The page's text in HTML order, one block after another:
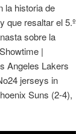
la historia de
que resaltar el 5.º
sobre la
|
Angeles Lakers
jerseys in
Suns (2-4),